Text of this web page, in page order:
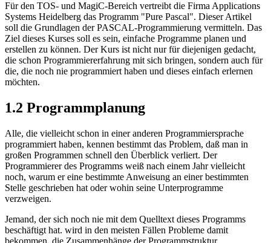
Für den TOS- und MagiC-Bereich vertreibt die Firma Applications
Systems Heidelberg das Programm "Pure Pascal". Dieser Artikel
soll die Grundlagen der PASCAL-Programmierung vermitteln. Das
Ziel dieses Kurses soll es sein, einfache Programme planen und
erstellen zu können. Der Kurs ist nicht nur für diejenigen gedacht,
die schon Programmiererfahrung mit sich bringen, sondern auch für
die, die noch nie programmiert haben und dieses einfach erlernen
möchten.
1.2 Programmplanung
Alle, die vielleicht schon in einer anderen Programmiersprache
programmiert haben, kennen bestimmt das Problem, daß man in
großen Programmen schnell den Überblick verliert. Der
Programmierer des Programms weiß nach einem Jahr vielleicht
noch, warum er eine bestimmte Anweisung an einer bestimmten
Stelle geschrieben hat oder wohin seine Unterprogramme
verzweigen.
Jemand, der sich noch nie mit dem Quelltext dieses Programms
beschäftigt hat. wird in den meisten Fällen Probleme damit
bekommen, die Zusammenhänge der Programmstruktur